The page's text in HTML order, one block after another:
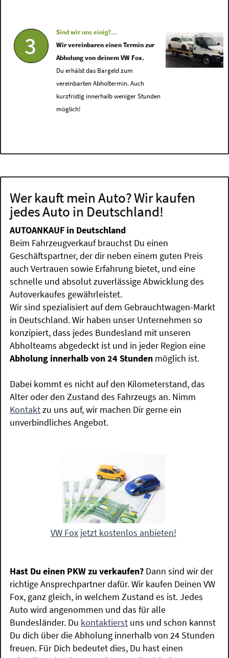
3
Sind wir uns einig?...
Wir vereinbaren einen Termin zur
Abholung von deinem VW Fox.
Du erhälst das Bargeld zum
vereinbarten Abholtermin. Auch
kurzfristig innerhalb weniger Stunden
möglich!
Wer kauft mein Auto? Wir kaufen
jedes Auto in Deutschland!
AUTOANKAUF in Deutschland
Beim Fahrzeugverkauf brauchst Du einen
Geschäftspartner, der dir neben einem guten Preis
auch Vertrauen sowie Erfahrung bietet, und eine
schnelle und absolut zuverlässige Abwicklung des
Autoverkaufes gewährleistet.
Wir sind spezialisiert auf dem Gebrauchtwagen-Markt
in Deutschland. Wir haben unser Unternehmen so
konzipiert, dass jedes Bundesland mit unseren
Abholteams abgedeckt ist und in jeder Region eine
Abholung innerhalb von 24 Stunden möglich ist.
Dabei kommt es nicht auf den Kilometerstand, das
Alter oder den Zustand des Fahrzeugs an. Nimm
Kontaktzu uns auf, wir machen Dir gerne ein
unverbindliches Angebot.
VW Fox jetzt kostenlos anbieten!
Hast Du einen PKW zu verkaufen? Dann sind wir der
richtige Ansprechpartner dafür. Wir kaufen Deinen VW
Fox, ganz gleich, in welchem Zustand es ist. Jedes
Auto wird angenommen und das für alle
Bundesländer. Du kontaktierst uns und schon kannst
Du dich über die Abholung innerhalb von 24 Stunden
freuen. Für Dich bedeutet dies, Du hast einen